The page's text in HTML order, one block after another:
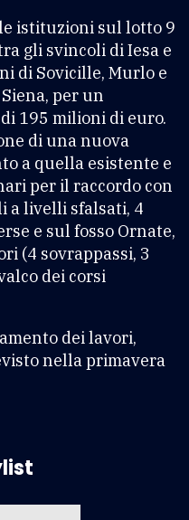
istituzioni sul lotto 9
gli svincoli di Iesa e
di Sovicille, Murlo e
per un
195 milioni di euro.
di una nuova
a quella esistente e
per il raccordo con
a livelli sfalsati, 4
e sul fosso Ornate,
(4 sovrappassi, 3
dei corsi
dei lavori,
nella primavera